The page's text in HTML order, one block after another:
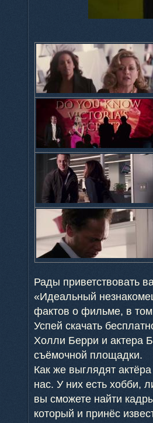
Рады приветствовать
«Идеальный
фактов о фильме, в
Успей скачать
Холли Берри и актера
съёмочной площадки.
Как же выглядят
нас. У них есть хобби,
вы сможете найти
который и принёс